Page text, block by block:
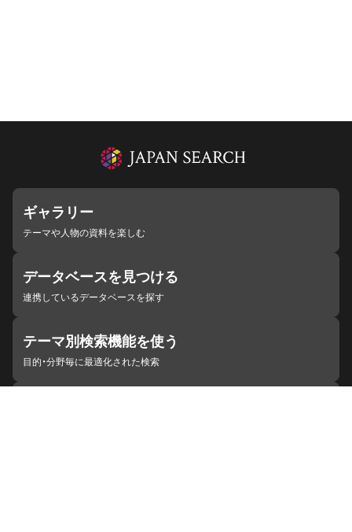
ギャラリー
テーマや人物の資料を楽しむ
データベースを見つける
連携しているデータベースを探す
テーマ別検索機能を使う
目的・分野毎に最適化された検索